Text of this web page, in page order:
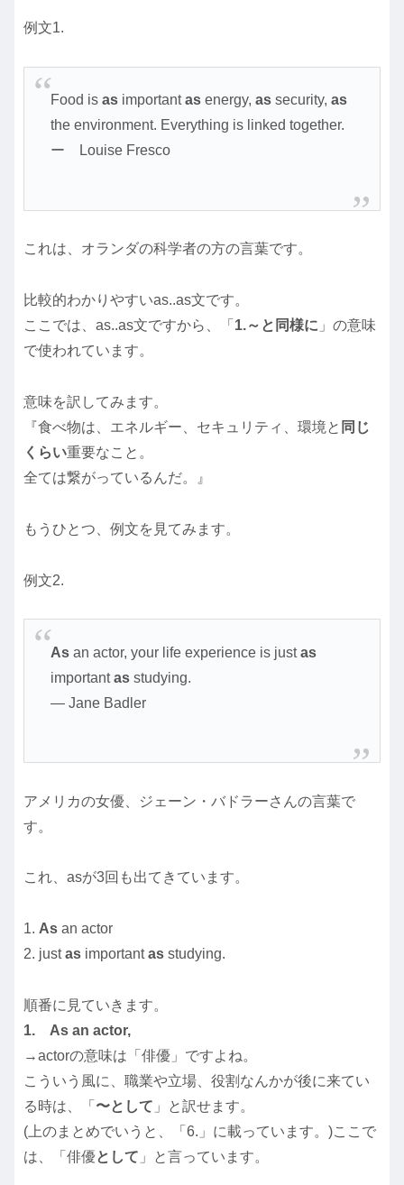
例文1.
Food is asimportantasenergy, assecurity, as
the environment. Everything is linked together.
ー Louise Fresco
これは、オランダの科学者の方の言葉です。
比較的わかりやすいas..as文です。
ここでは、as..as文ですから、「 1.～と同様に 」の意味
で使われています。
意味を訳してみます。
『食べ物は、エネルギー、セキュリティ、環境と 同じ
くらい重要なこと。
全ては繋がっているんだ。』
もうひとつ、例文を見てみます。
例文2.
Asan actor, your life experience is justas
importantasstudying.
― Jane Badler
アメリカの女優、ジェーン・バドラーさんの言葉で
す。
これ、asが3回も出てきています。
1. As an actor
2. justas importantas studying.
順番に見ていきます。
1. As an actor,
→actorの意味は「俳優」ですよね。
こういう風に、職業や立場、役割なんかが後に来てい
る時は、「 〜として 」と訳せます。
(上のまとめでいうと、「6.」に載っています。)ここで
は、「俳優として 」と言っています。